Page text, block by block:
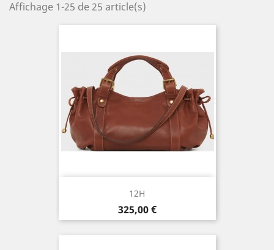
Affichage 1-25 de 25 article(s)
12H
Prix
325,00 €